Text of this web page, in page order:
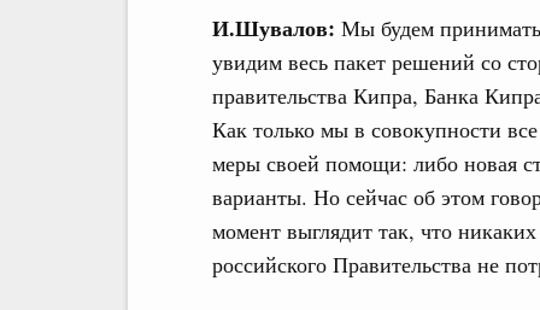
И.Шувалов: Мы будем принимать
увидим весь пакет решений со
правительства Кипра, Банка
Как только мы в совокупности
меры своей помощи: либо новая
варианты. Но сейчас об этом
момент выглядит так, что
российского Правительства не